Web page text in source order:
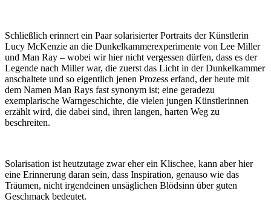
Schließlich erinnert ein Paar solarisierter Portraits der Künstlerin
Lucy McKenzie an die Dunkelkammerexperimente von Lee Miller
und Man Ray – wobei wir hier nicht vergessen dürfen, dass es der
Legende nach Miller war, die zuerst das Licht in der Dunkelkammer
anschaltete und so eigentlich jenen Prozess erfand, der heute mit
dem Namen Man Rays fast synonym ist; eine geradezu
exemplarische Warngeschichte, die vielen jungen Künstlerinnen
erzählt wird, die dabei sind, ihren langen, harten Weg zu
beschreiten.
Solarisation ist heutzutage zwar eher ein Klischee, kann aber hier
eine Erinnerung daran sein, dass Inspiration, genauso wie das
Träumen, nicht irgendeinen unsäglichen Blödsinn über guten
Geschmack bedeutet.